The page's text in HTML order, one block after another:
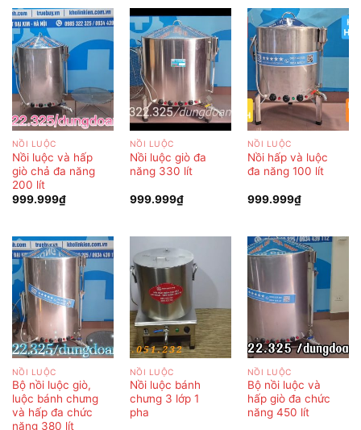
NỒI LUỘC
Nồi luộc và hấp
giò chả đa năng
200 lít
999.999₫
NỒI LUỘC
Nồi luộc giò đa
năng 330 lít
999.999₫
NỒI LUỘC
Nồi hấp và luộc
đa năng 100 lít
999.999₫
NỒI LUỘC
Bộ nồi luộc giò,
luộc bánh chưng
và hấp đa chức
năng 380 lít
NỒI LUỘC
Nồi luộc bánh
chưng 3 lớp 1
pha
NỒI LUỘC
Bộ nồi luộc và
hấp giò đa chức
năng 450 lít